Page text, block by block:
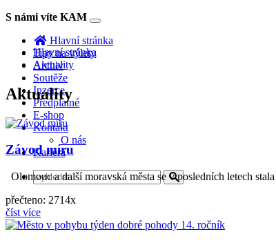
S námi víte KAM
Toggle
navigation
Hlavní stránka
Tipy na výlety
Archiv
Soutěže
Inzerce
Předplatné
E-shop
Kontakt
O nás
Kariéra
Hlavní stránka
Aktuality
Aktuality
Závod míru
Olomouc a další moravská města se v posledních letech
přečteno: 2714x
číst více